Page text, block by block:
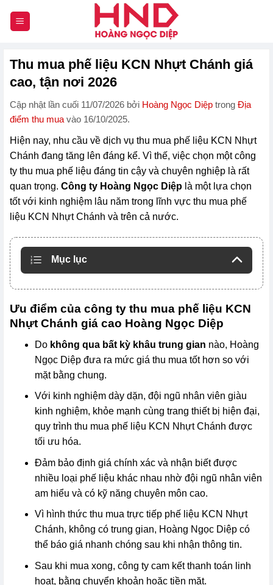
đến
Thu mua phế liệu KCN Nhựt Chánh giá
cao, tận nơi 2026
Cập nhật lần cuối 11/07/2026 bởi Hoàng Ngọc Diệptrong Địa
điểm thu muavào 16/10/2025.
Hiện nay, nhu cầu về dịch vụ thu mua phế liệu KCN Nhựt
Chánh đang tăng lên đáng kể. Vì thế, việc chọn một công
ty thu mua phế liệu đáng tin cậy và chuyên nghiệp là rất
quan trọng. Công ty Hoàng Ngọc Diệplà một lựa chọn
tốt với kinh nghiệm lâu năm trong lĩnh vực thu mua phế
liệu KCN Nhựt Chánh và trên cả nước.
Mục lục
Ưu điểm của công ty thu mua phế liệu KCN
Nhựt Chánh giá cao Hoàng Ngọc Diệp
Do không qua bất kỳ khâu trung gian nào, Hoàng
Ngọc Diệp đưa ra mức giá thu mua tốt hơn so với
mặt bằng chung.
Với kinh nghiệm dày dặn, đội ngũ nhân viên giàu
kinh nghiệm, khỏe mạnh cùng trang thiết bị hiện đại,
quy trình thu mua phế liệu KCN Nhựt Chánh được
tối ưu hóa.
Đảm bảo định giá chính xác và nhận biết được
nhiều loại phế liệu khác nhau nhờ đội ngũ nhân viên
am hiểu và có kỹ năng chuyên môn cao.
Vì hình thức thu mua trực tiếp phế liệu KCN Nhựt
Chánh, không có trung gian, Hoàng Ngọc Diệp có
thể báo giá nhanh chóng sau khi nhận thông tin.
Sau khi mua xong, công ty cam kết thanh toán linh
hoạt, bằng chuyển khoản hoặc tiền mặt.